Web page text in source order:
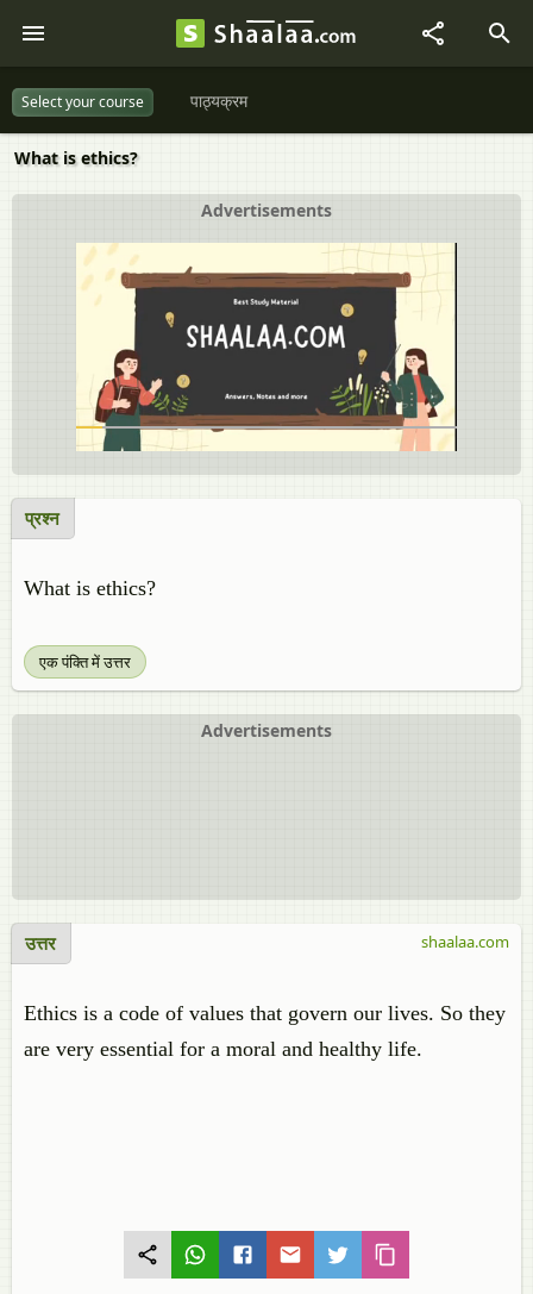
Select your course पाठ्यक्रम
What is ethics?
Advertisements
प्रश्न
What is ethics?
एक पंक्ति में उत्तर
Advertisements
उत्तर
Ethics is a code of values that govern our lives. So they
are very essential for a moral and healthy life.
shaalaa.com